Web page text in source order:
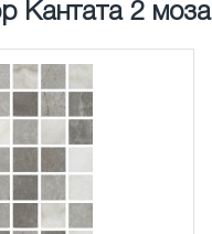
Кантата 2